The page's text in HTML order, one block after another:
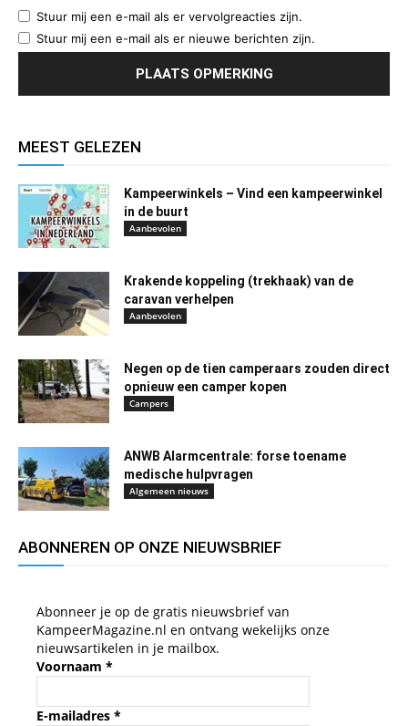
Stuur mij een e-mail als er vervolgreacties zijn.
Stuur mij een e-mail als er nieuwe berichten zijn.
MEEST GELEZEN
Kampeerwinkels – Vind een kampeerwinkel
in de buurt
Aanbevolen
Krakende koppeling (trekhaak) van de
caravan verhelpen
Aanbevolen
Negen op de tien camperaars zouden direct
opnieuw een camper kopen
Campers
ANWB Alarmcentrale: forse toename
medische hulpvragen
Algemeen nieuws
ABONNEREN OP ONZE NIEUWSBRIEF
Abonneer je op de gratis nieuwsbrief van
KampeerMagazine.nl en ontvang wekelijks onze
nieuwsartikelen in je mailbox.
Voornaam *
E-mailadres *